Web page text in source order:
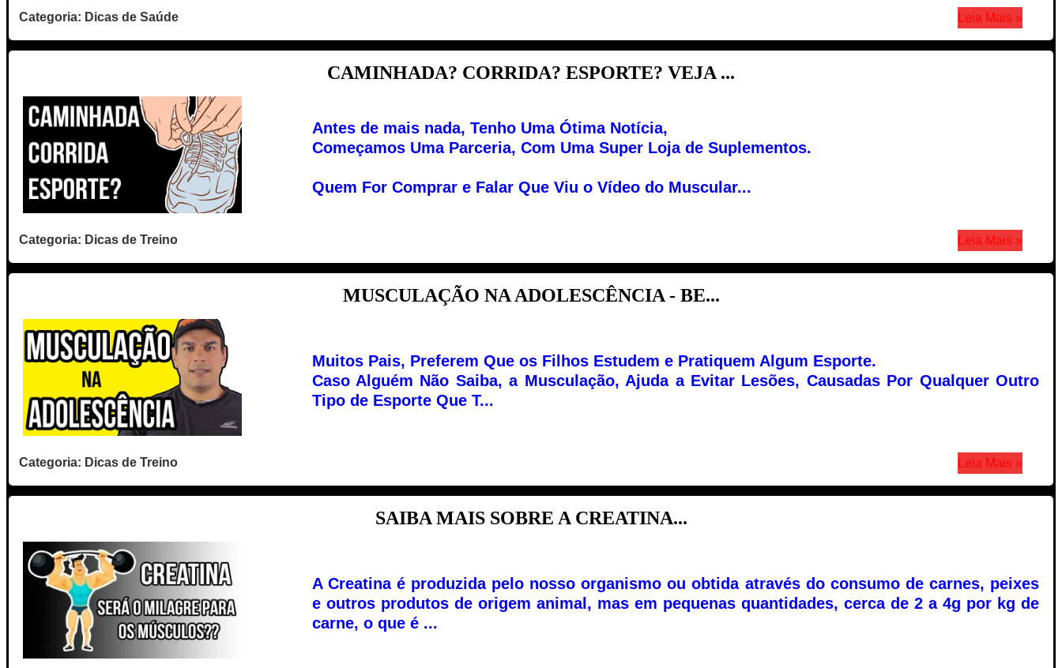
Categoria: Dicas de Saúde Leia Mais »
CAMINHADA? CORRIDA? ESPORTE? VEJA ...
Antes de mais nada, Tenho Uma Ótima Notícia,
Começamos Uma Parceria, Com Uma Super Loja de Suplementos.
Quem For Comprar e Falar Que Viu o Vídeo do Muscular...
Categoria: Dicas de Treino Leia Mais »
MUSCULAÇÃO NA ADOLESCÊNCIA - BE...
Muitos Pais, Preferem Que os Filhos Estudem e Pratiquem Algum Esporte.
Caso Alguém Não Saiba, a Musculação, Ajuda a Evitar Lesões, Causadas Por Qualquer Outro
Tipo de Esporte Que T...
Categoria: Dicas de Treino Leia Mais »
SAIBA MAIS SOBRE A CREATINA...
A Creatina é produzida pelo nosso organismo ou obtida através do consumo de carnes, peixes
e outros produtos de origem animal, mas em pequenas quantidades, cerca de 2 a 4g por kg de
carne, o que é ...